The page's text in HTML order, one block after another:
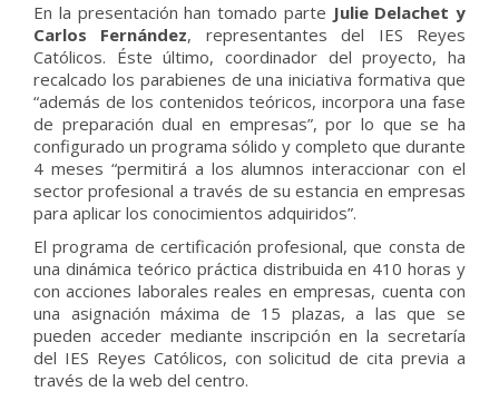
En la presentación han tomado parte Julie Delachet y
Carlos Fernández, representantes del IES Reyes
Católicos. Éste último, coordinador del proyecto, ha
recalcado los parabienes de una iniciativa formativa que
“además de los contenidos teóricos, incorpora una fase
de preparación dual en empresas”, por lo que se ha
configurado un programa sólido y completo que durante
4 meses “permitirá a los alumnos interaccionar con el
sector profesional a través de su estancia en empresas
para aplicar los conocimientos adquiridos”.
El programa de certificación profesional, que consta de
una dinámica teórico práctica distribuida en 410 horas y
con acciones laborales reales en empresas, cuenta con
una asignación máxima de 15 plazas, a las que se
pueden acceder mediante inscripción en la secretaría
del IES Reyes Católicos, con solicitud de cita previa a
través de la web del centro.